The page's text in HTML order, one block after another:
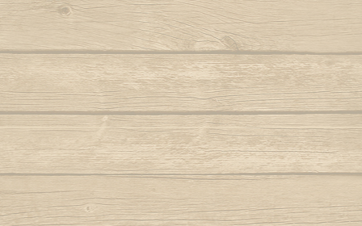
Eu vou tambem, eu vou pro mar
Autor : Lagarto (Grupo Camangula)
Familia de ouro
Autor : Mestre Chicote (Cordão de Ouro
Paris)
Folha seca
Hoje eu tava pensando em casa
Autor : Professor Pretinho
Hoje me leva o coração pra Bahia
Autor : Graduado Voador (Capoeira Nagô)
Autor : Mestre
Vou no